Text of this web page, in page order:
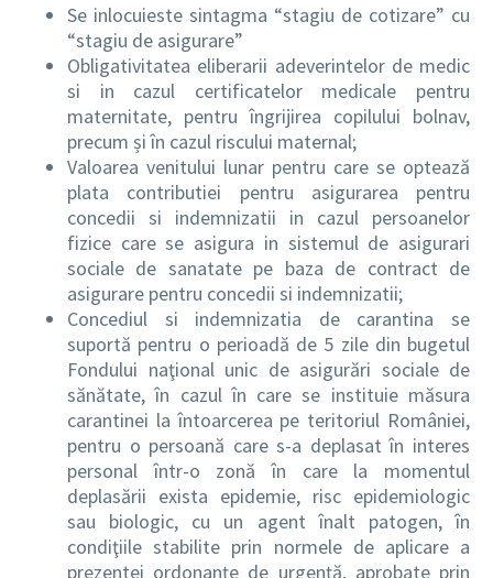
Se inlocuieste sintagma “stagiu de cotizare” cu
“stagiu de asigurare”
Obligativitatea eliberarii adeverintelor de medic
si in cazul certificatelor medicale pentru
maternitate, pentru îngrijirea copilului bolnav,
precum și în cazul riscului maternal;
Valoarea venitului lunar pentru care se optează
plata contributiei pentru asigurarea pentru
concedii si indemnizatii in cazul persoanelor
fizice care se asigura in sistemul de asigurari
sociale de sanatate pe baza de contract de
asigurare pentru concedii si indemnizatii;
Concediul si indemnizatia de carantina se
suportă pentru o perioadă de 5 zile din bugetul
Fondului naţional unic de asigurări sociale de
sănătate, în cazul în care se instituie măsura
carantinei la întoarcerea pe teritoriul României,
pentru o persoană care s-a deplasat în interes
personal într-o zonă în care la momentul
deplasării exista epidemie, risc epidemiologic
sau biologic, cu un agent înalt patogen, în
condiţiile stabilite prin normele de aplicare a
prezentei ordonanţe de urgenţă, aprobate prin